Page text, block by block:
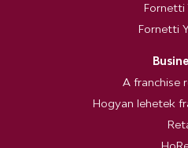
Fornetti
Fornetti
A franchise
Hogyan lehetek